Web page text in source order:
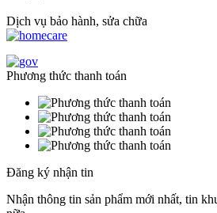
Dịch vụ bảo hành, sửa chữa
Phương thức thanh toán
Đăng ký nhận tin
Nhận thông tin sản phẩm mới nhất, tin